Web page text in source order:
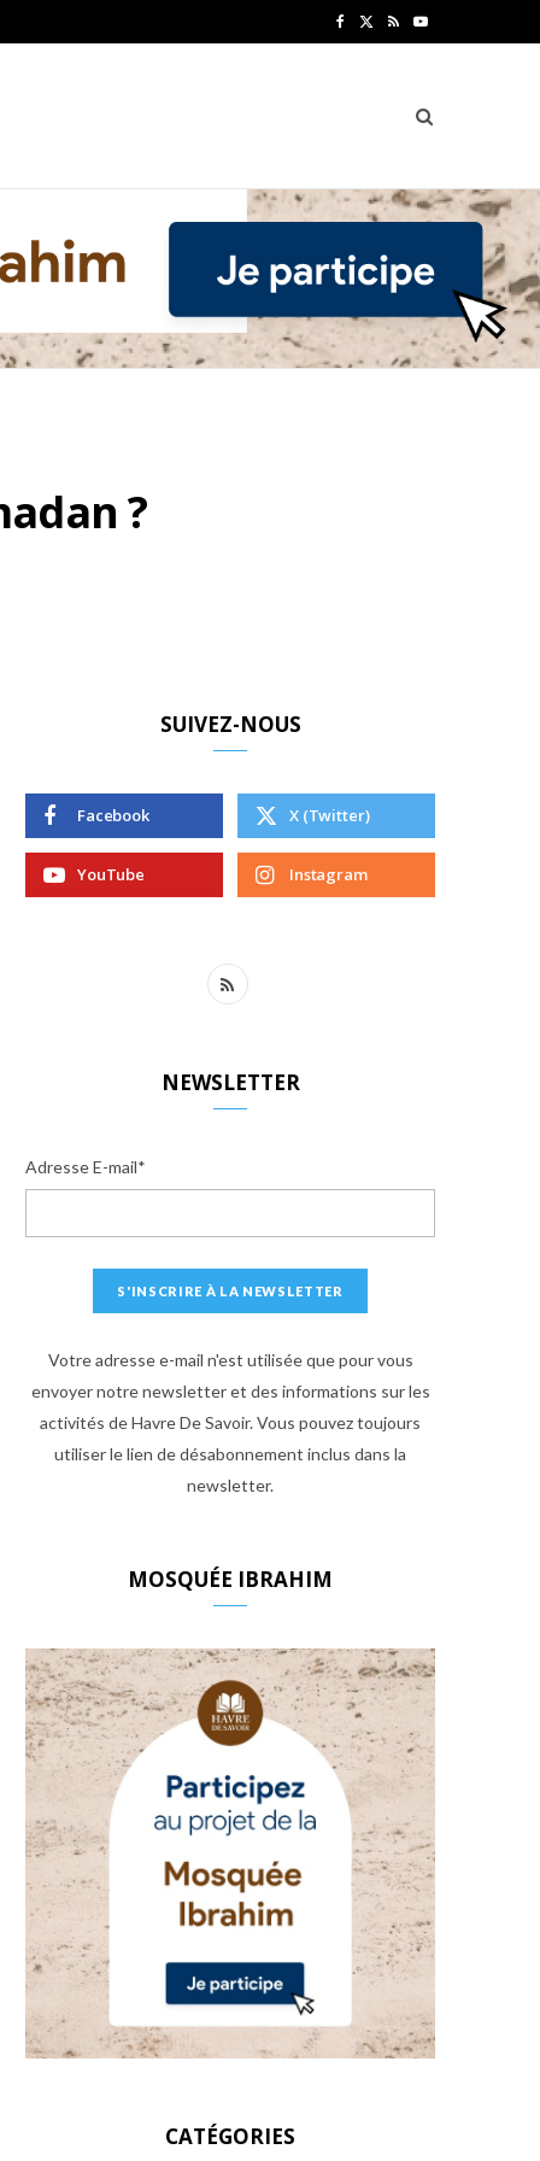
b
o
i
t
r
R Y
u
u
e
?
SUIVEZ-NOUS
Facebook X (Twitter)
YouTube Instagram
R
NEWSLETTER
Adresse E-mail*
Votre adresse e-mail n'est utilisée que pour vous
envoyer notre newsletter et des informations sur les
activités de Havre De Savoir. Vous pouvez toujours
utiliser le lien de désabonnement inclus dans la
newsletter.
MOSQUÉE IBRAHIM
CATÉGORIES